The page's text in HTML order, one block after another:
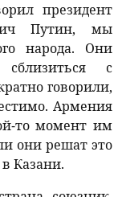
президент
Путин, мы
народа. Они
с
говорили,
Армения
то момент им
они решат это
Казани.